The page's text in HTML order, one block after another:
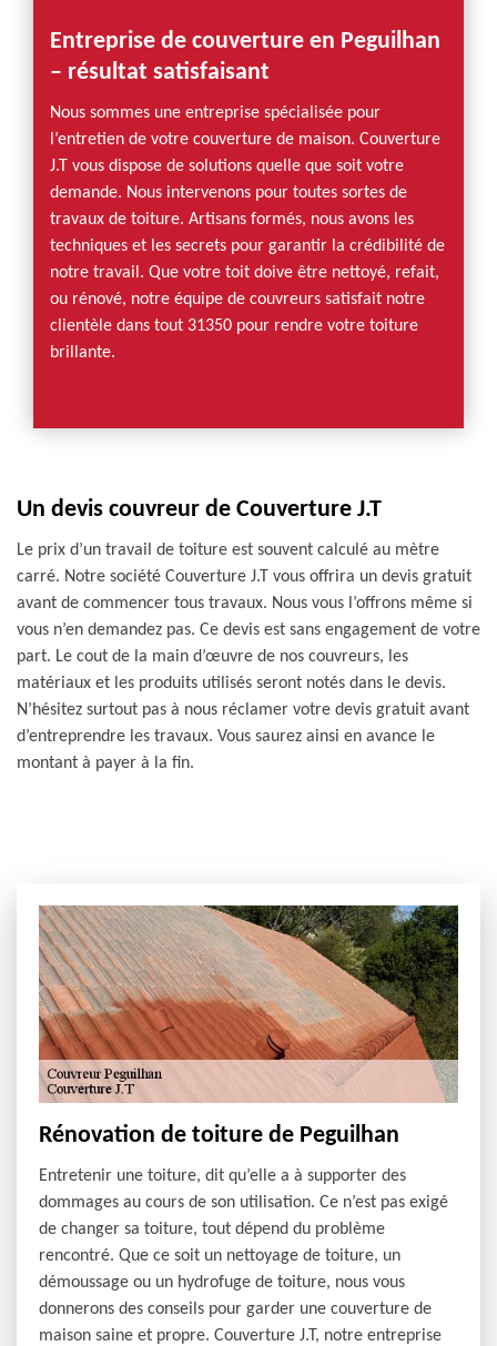
Entreprise de couverture en Peguilhan
– résultat satisfaisant
Nous sommes une entreprise spécialisée pour
l’entretien de votre couverture de maison. Couverture
J.T vous dispose de solutions quelle que soit votre
demande. Nous intervenons pour toutes sortes de
travaux de toiture. Artisans formés, nous avons les
techniques et les secrets pour garantir la crédibilité de
notre travail. Que votre toit doive être nettoyé, refait,
ou rénové, notre équipe de couvreurs satisfait notre
clientèle dans tout 31350 pour rendre votre toiture
brillante.
Un devis couvreur de Couverture J.T
Le prix d’un travail de toiture est souvent calculé au mètre
carré. Notre société Couverture J.T vous offrira un devis gratuit
avant de commencer tous travaux. Nous vous l’offrons même si
vous n’en demandez pas. Ce devis est sans engagement de votre
part. Le cout de la main d’œuvre de nos couvreurs, les
matériaux et les produits utilisés seront notés dans le devis.
N’hésitez surtout pas à nous réclamer votre devis gratuit avant
d’entreprendre les travaux. Vous saurez ainsi en avance le
montant à payer à la fin.
Rénovation de toiture de Peguilhan
Entretenir une toiture, dit qu’elle a à supporter des
dommages au cours de son utilisation. Ce n’est pas exigé
de changer sa toiture, tout dépend du problème
rencontré. Que ce soit un nettoyage de toiture, un
démoussage ou un hydrofuge de toiture, nous vous
donnerons des conseils pour garder une couverture de
maison saine et propre. Couverture J.T, notre entreprise